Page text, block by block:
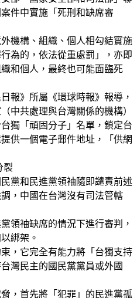
件中實施「死刑和缺席審
機構、組織、個人相勾結實施
為的，依法從重處罰」，亦即
和個人，最終也可能面臨死
報》所屬《環球時報》報導，
中共處理與台灣關係的機構）
獨「頑固分子」名單，鎖定台
供一個電子郵件地址，「供網
裂
黨和民進黨領袖隨即譴責前述
，中國在台灣沒有司法管轄
領袖缺席的情況下進行審判，
綁架。
，它完全有能力將「台獨支持
灣民主的國民黨黨員或外國
，首先將「犯罪」的民進黨孤